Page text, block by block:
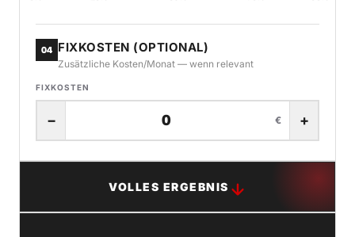
04 FIXKOSTEN (OPTIONAL)
Zusätzliche Kosten/Monat — wenn relevant
FIXKOSTEN
− € +
VOLLES ERGEBNIS